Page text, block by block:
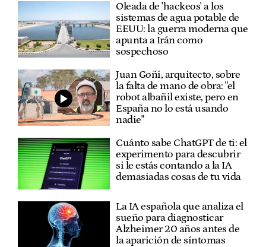
Oleada de 'hackeos' a los
sistemas de agua potable de
EEUU: la guerra moderna que
apunta a Irán como
sospechoso
Juan Goñi, arquitecto, sobre
la falta de mano de obra: "el
robot albañil existe, pero en
España no lo está usando
nadie"
Cuánto sabe ChatGPT de ti: el
experimento para descubrir
si le estás contando a la IA
demasiadas cosas de tu vida
La IA española que analiza el
sueño para diagnosticar
Alzheimer 20 años antes de
la aparición de síntomas